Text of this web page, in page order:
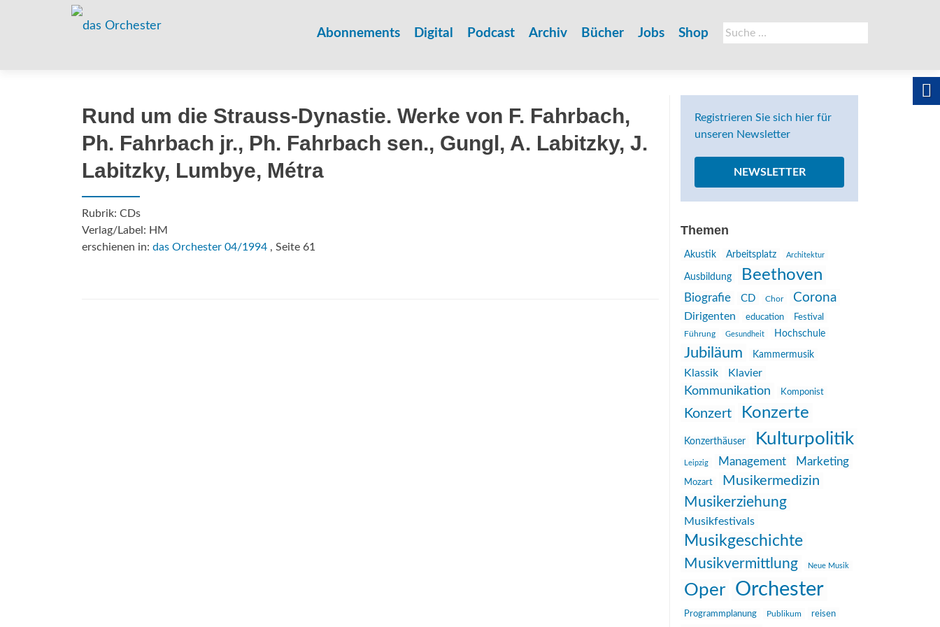
Suche
nach:
Abonnements Digital Podcast Archiv Bücher Jobs Shop
Rund um die Strauss-Dynastie. Werke von F. Fahrbach,
Ph. Fahrbach jr., Ph. Fahrbach sen., Gungl, A. Labitzky, J.
Labitzky, Lumbye, Métra
Rubrik: CDs
Verlag/Label: HM
erschienen in: das Orchester 04/1994 , Seite 61
Registrieren Sie sich hier für
unseren Newsletter
NEWSLETTER
Themen
Akustik Arbeitsplatz Architektur
Ausbildung Beethoven
Biografie CD Chor Corona
Dirigenten education
Festival
Führung
Gesundheit Hochschule
Jubiläum Kammermusik
Klassik Klavier
Kommunikation Komponist
Konzert Konzerte
Konzerthäuser Kulturpolitik
Leipzig Management Marketing
Mozart Musikermedizin
Musikerziehung
Musikfestivals
Musikgeschichte
Musikvermittlung Neue Musik
Oper Orchester
Programmplanung Publikum reisen